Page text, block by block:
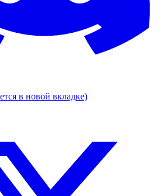
в новой вкладке)